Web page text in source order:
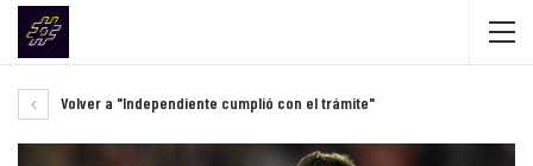
Volver a "Independiente cumplió con el trámite"